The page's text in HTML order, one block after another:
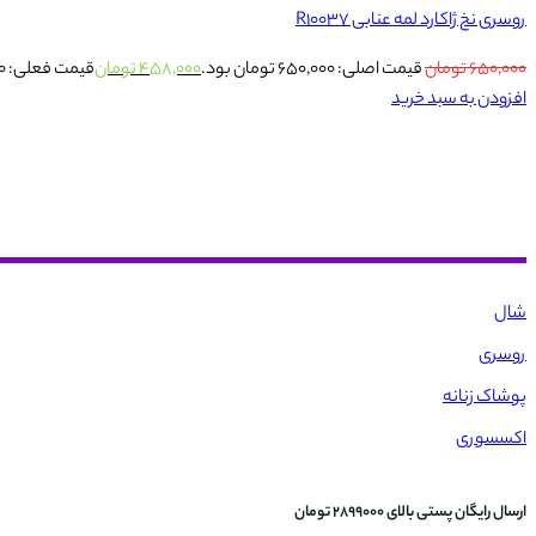
روسری نخ ژاکارد لمه عنابی R10037
۶۵۰,۰۰۰تومانقیمت اصلی: ۶۵۰,۰۰۰ تومان بود. ۴۵۸,۰۰۰تومانقیمت فعلی: ۴۵۸,۰۰۰ تومان.
افزودن به سبد خرید
شال
روسری
پوشاک زنانه
اکسسوری
ارسال رایگان پستی بالای 2899000 تومان